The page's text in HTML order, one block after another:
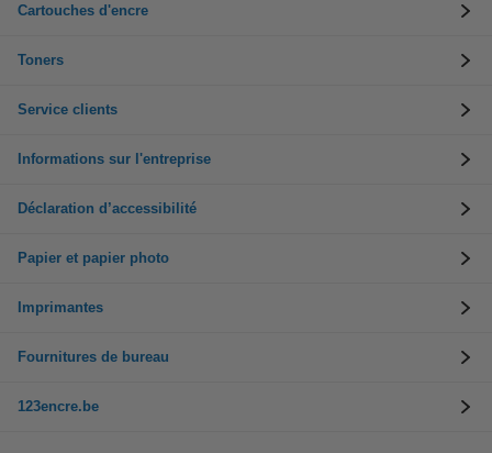
Cartouches d'encre
Toners
Service clients
Informations sur l'entreprise
Déclaration d’accessibilité
Papier et papier photo
Imprimantes
Fournitures de bureau
123encre.be